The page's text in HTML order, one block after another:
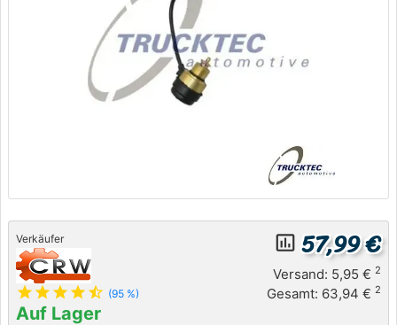
Verkäufer
star star star star star_half (95 %)
Auf Lager
insert_chart_outlined 57,99 €
Versand: 5,95 € 2
Gesamt: 63,94 € 2